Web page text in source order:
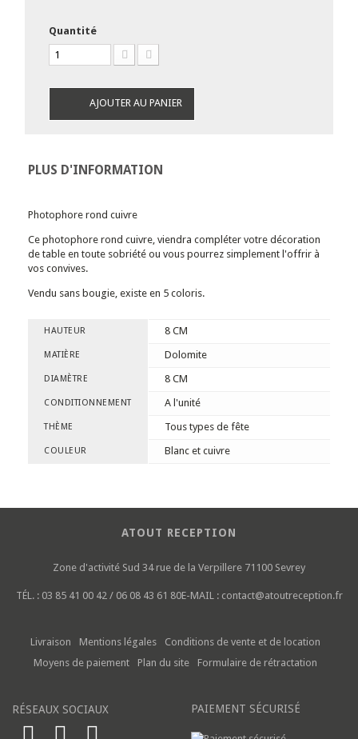
Quantité
AJOUTER AU PANIER
PLUS D'INFORMATION
Photophore rond cuivre
Ce photophore rond cuivre, viendra compléter votre décoration
de table en toute sobriété ou vous pourrez simplement l'offrir à
vos convives.
Vendu sans bougie, existe en 5 coloris.
HAUTEUR 8 CM
MATIÈRE Dolomite
DIAMÈTRE 8 CM
CONDITIONNEMENT A l'unité
THÈME Tous types de fête
COULEUR Blanc et cuivre
ATOUT RECEPTION
Zone d'activité Sud 34 rue de la Verpillere 71100 Sevrey
TÉL. : 03 85 41 00 42 / 06 08 43 61 80E-MAIL : contact@atoutreception.fr
Livraison Mentions légales
Conditions de vente et de location
Moyens de paiement
Plan du site Formulaire de rétractation
RÉSEAUX SOCIAUX PAIEMENT SÉCURISÉ